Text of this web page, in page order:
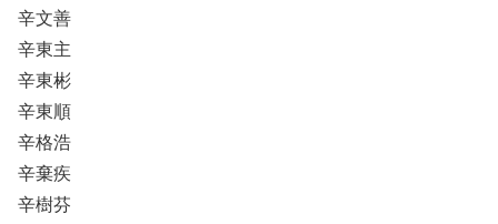
辛文善
辛東主
辛東彬
辛東順
辛格浩
辛棄疾
辛樹芬